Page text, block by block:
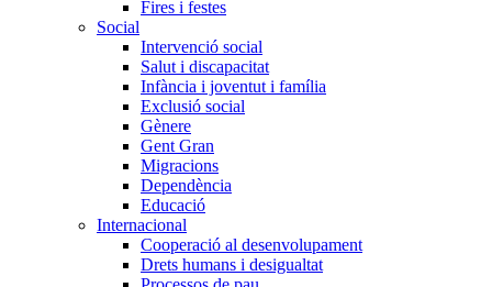
Fires i festes
Social
Intervenció social
Salut i discapacitat
Infància i joventut i família
Exclusió social
Gènere
Gent Gran
Migracions
Dependència
Educació
Internacional
Cooperació al desenvolupament
Drets humans i desigualtat